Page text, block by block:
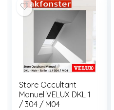
Store Occultant
Manuel VELUX DKL 1
/ 304 / M04